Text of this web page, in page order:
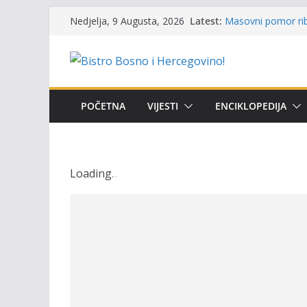
content
Nedjelja, 9 Augusta, 2026 Latest: Masovni pomor
Obavještenje
osobe sa
POČETNA VIJESTI ENCIKLOPEDIJA
Loading...